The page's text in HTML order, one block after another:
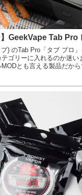
】GeekVape Tab Pro
) のTab Pro「タブ プロ
ゴリーに入れるのか迷い
とも言える製品だから